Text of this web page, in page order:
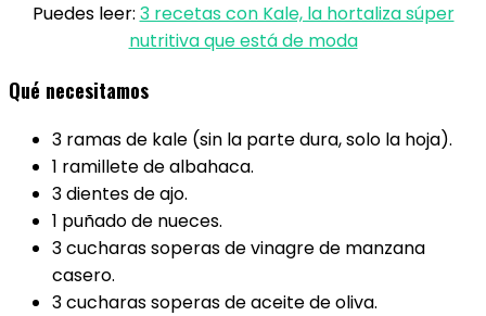
Puedes leer: 3 recetas con Kale, la hortaliza súper
nutritiva que está de moda
Qué necesitamos
3 ramas de kale (sin la parte dura, solo la hoja).
1 ramillete de albahaca.
3 dientes de ajo.
1 puñado de nueces.
3 cucharas soperas de vinagre de manzana
casero.
3 cucharas soperas de aceite de oliva.